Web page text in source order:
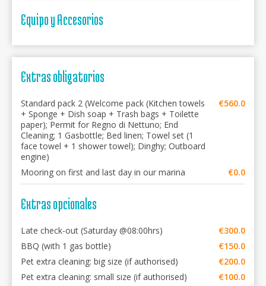
Equipo y Accesorios
Extras obligatorios
Standard pack 2 (Welcome pack (Kitchen towels
+ Sponge + Dish soap + Trash bags + Toilette
paper); Permit for Regno di Nettuno; End
Cleaning; 1 Gasbottle; Bed linen; Towel set (1
face towel + 1 shower towel); Dinghy; Outboard
engine)
€560.0
Mooring on first and last day in our marina €0.0
Extras opcionales
Late check-out (Saturday @08:00hrs)
€300.0
BBQ (with 1 gas bottle)
€150.0
Pet extra cleaning: big size (if authorised)
€200.0
Pet extra cleaning: small size (if authorised)
€100.0